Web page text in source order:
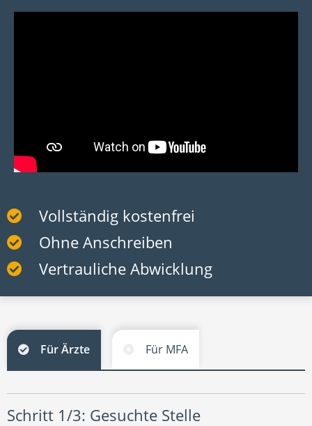
Vollständig kostenfrei
Ohne Anschreiben
Vertrauliche Abwicklung
Für Ärzte Für MFA
Schritt 1/3: Gesuchte Stelle